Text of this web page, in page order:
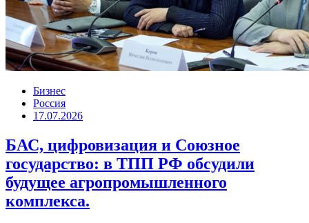
Бизнес
Россия
17.07.2026
БАС, цифровизация и Союзное
государство: в ТПП РФ обсудили
будущее агропромышленного
комплекса.